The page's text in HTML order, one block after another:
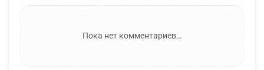
Пока нет комментариев…